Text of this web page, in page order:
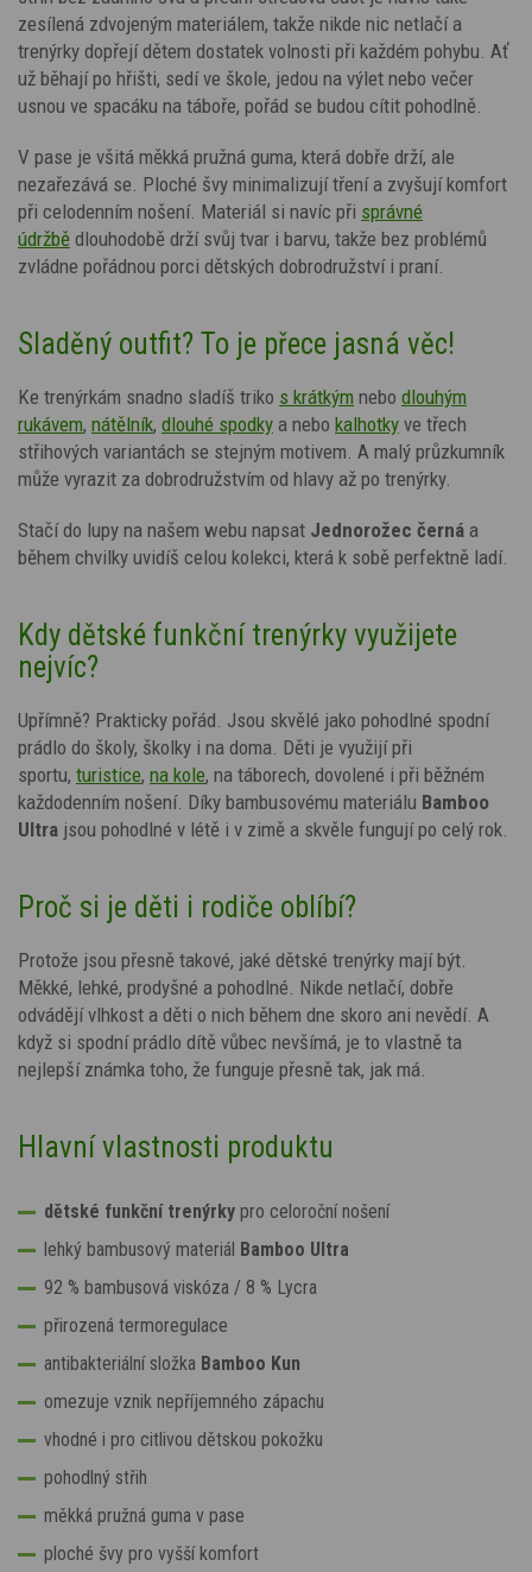
zesílená zdvojeným materiálem, takže nikde nic netlačí a
trenýrky dopřejí dětem dostatek volnosti při každém pohybu. Ať
už běhají po hřišti, sedí ve škole, jedou na výlet nebo večer
usnou ve spacáku na táboře, pořád se budou cítit pohodlně.
V pase je všitá měkká pružná guma, která dobře drží, ale
nezařezává se. Ploché švy minimalizují tření a zvyšují komfort
při celodenním nošení. Materiál si navíc při správné
údržbě dlouhodobě drží svůj tvar i barvu, takže bez problémů
zvládne pořádnou porci dětských dobrodružství i praní.
Sladěný outfit? To je přece jasná věc!
Ke trenýrkám snadno sladíš triko s krátkým nebo dlouhým
rukávem, nátělník, dlouhé spodky a nebo kalhotky ve třech
střihových variantách se stejným motivem. A malý průzkumník
může vyrazit za dobrodružstvím od hlavy až po trenýrky.
Stačí do lupy na našem webu napsat Jednorožec černá a
během chvilky uvidíš celou kolekci, která k sobě perfektně ladí.
Kdy dětské funkční trenýrky využijete
nejvíc?
Upřímně? Prakticky pořád. Jsou skvělé jako pohodlné spodní
prádlo do školy, školky i na doma. Děti je využijí při
sportu, turistice, na kole, na táborech, dovolené i při běžném
každodenním nošení. Díky bambusovému materiálu Bamboo
Ultra jsou pohodlné v létě i v zimě a skvěle fungují po celý rok.
Proč si je děti i rodiče oblíbí?
Protože jsou přesně takové, jaké dětské trenýrky mají být.
Měkké, lehké, prodyšné a pohodlné. Nikde netlačí, dobře
odvádějí vlhkost a děti o nich během dne skoro ani nevědí. A
když si spodní prádlo dítě vůbec nevšímá, je to vlastně ta
nejlepší známka toho, že funguje přesně tak, jak má.
Hlavní vlastnosti produktu
dětské funkční trenýrky pro celoroční nošení
lehký bambusový materiál Bamboo Ultra
92 % bambusová viskóza / 8 % Lycra
přirozená termoregulace
antibakteriální složka Bamboo Kun
omezuje vznik nepříjemného zápachu
vhodné i pro citlivou dětskou pokožku
pohodlný střih
měkká pružná guma v pase
ploché švy pro vyšší komfort